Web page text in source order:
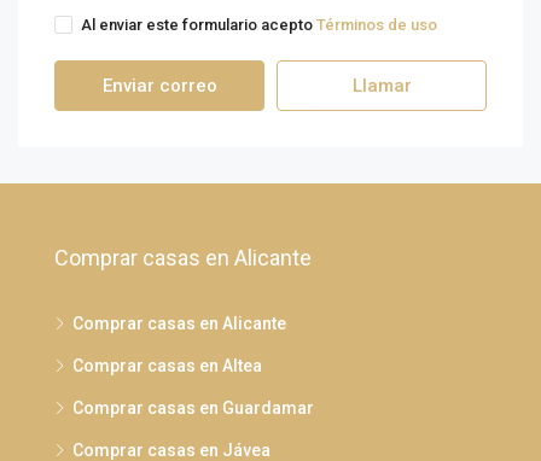
Al enviar este formulario acepto Términos de uso
Enviar correo Llamar
Comprar casas en Alicante
Comprar casas en Alicante
Comprar casas en Altea
Comprar casas en Guardamar
Comprar casas en Jávea